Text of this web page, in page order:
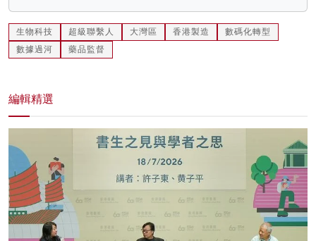
生物科技 超級聯繫人 大灣區 香港製造
數碼化轉型
數據過河
藥品監督
編輯精選